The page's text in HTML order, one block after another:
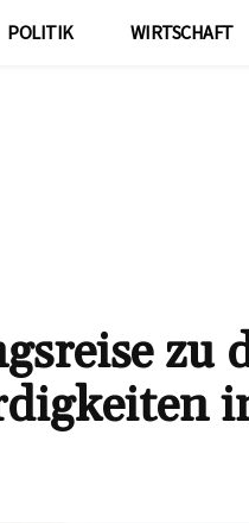
POLITIK WIRTSCHAFT
zu